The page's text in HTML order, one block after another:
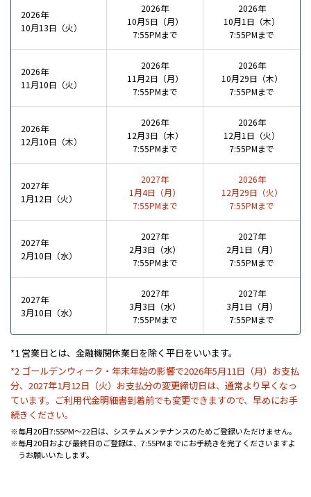
2026年
10月13日（火）
2026年
10月5日（月）
7:55PMまで
2026年
10月1日（木）
7:55PMまで
2026年
11月10日（火）
2026年
11月2日（月）
7:55PMまで
2026年
10月29日（木）
7:55PMまで
2026年
12月10日（木）
2026年
12月3日（木）
7:55PMまで
2026年
12月1日（火）
7:55PMまで
2027年
1月12日（火）
2027年
1月4日（月）
7:55PMまで
2026年
12月29日（火）
7:55PMまで
2027年
2月10日（水）
2027年
2月3日（水）
7:55PMまで
2027年
2月1日（月）
7:55PMまで
2027年
3月10日（水）
2027年
3月3日（水）
7:55PMまで
2027年
3月1日（月）
7:55PMまで
*1 営業日とは、金融機関休業日を除く平日をいいます。
*2 ゴールデンウィーク・年末年始の影響で2026年5月11日（月）お支払
分、2027年1月12日（火）お支払分の変更締切日は、通常より早くなっ
ています。ご利用代金明細書到着前でも変更できますので、早めにお手
続きください。
毎月20日7:55PM～22日は、システムメンテナンスのためご登録いただけません。
毎月20日および最終日のご登録は、7:55PMまでにお手続きを完了くださいますよ
うお願いいたします。